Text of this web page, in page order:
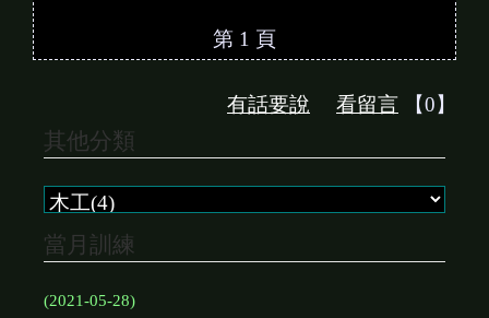
第 1 頁
有話要說 看留言 【0】
其他分類
當月訓練
(2021-05-28)